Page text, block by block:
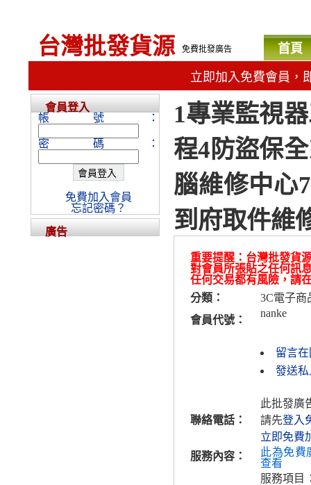
台灣批發貨源 免費批發廣告 首頁
立即加入免費會員，
1專業監視
程4防盜保
腦維修中心
到府取件維
重要提醒：台灣批發貨
對會員所張貼之任何訊
任何交易都有風險，請
分類：
3C電子商
會員代號：
nanke
留言
發送私
聯絡電話：
此批發廣
請先登入
立即免費
服務內容：
此為免費
查看
服務項目
會員登入
帳號：
密碼：
免費加入會員
忘記密碼？
廣告